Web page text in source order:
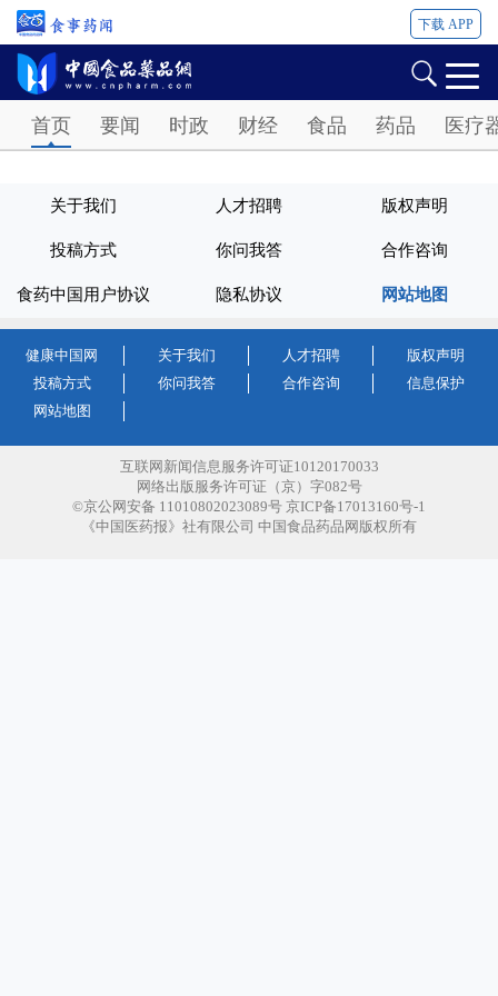
下载 APP
首页 要闻 时政 财经 食品 药品 医疗
关于我们 人才招聘 版权声明
投稿方式 你问我答 合作咨询
食药中国用户协议 隐私协议 网站地图
健康中国网 关于我们 人才招聘
版权声明
投稿方式
你问我答 合作咨询
信息保护
网站地图
互联网新闻信息服务许可证10120170033
网络出版服务许可证（京）字082号
©京公网安备 11010802023089号 京ICP备17013160号-1
《中国医药报》社有限公司 中国食品药品网版权所有